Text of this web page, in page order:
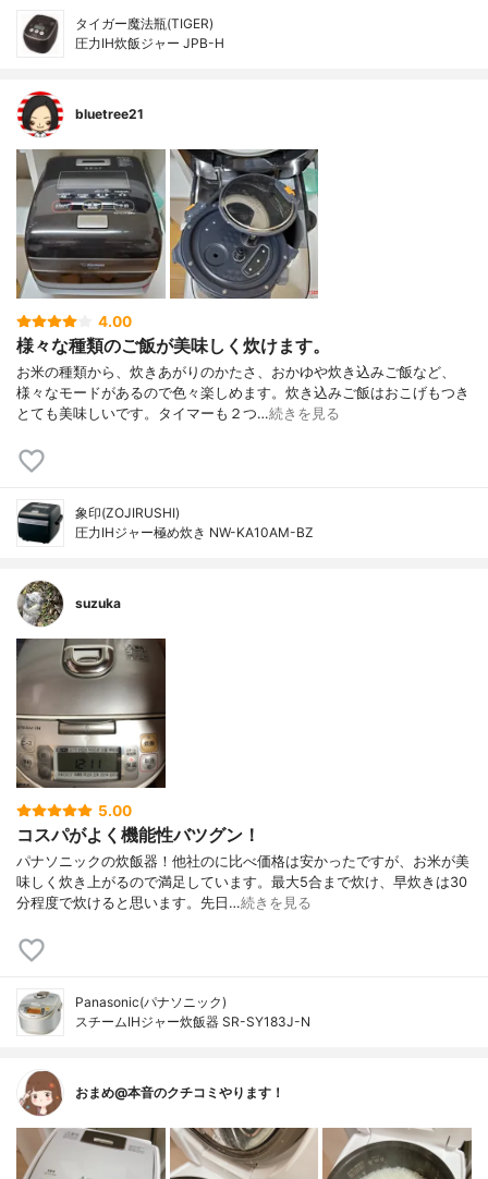
タイガー魔法瓶(TIGER)
圧力IH炊飯ジャー JPB-H
bluetree21
4.00
様々な種類のご飯が美味しく炊けます。
お米の種類から、炊きあがりのかたさ、おかゆや炊き込みご飯など、
様々なモードがあるので色々楽しめます。炊き込みご飯はおこげもつき
とても美味しいです。タイマーも２つ…続きを見る
象印(ZOJIRUSHI)
圧力IHジャー極め炊き NW-KA10AM-BZ
suzuka
5.00
コスパがよく機能性バツグン！
パナソニックの炊飯器！他社のに比べ価格は安かったですが、お米が美
味しく炊き上がるので満足しています。最大5合まで炊け、早炊きは30
分程度で炊けると思います。先日…続きを見る
Panasonic(パナソニック)
スチームIHジャー炊飯器 SR-SY183J-N
おまめ@本音のクチコミやります！